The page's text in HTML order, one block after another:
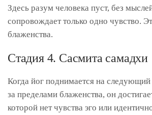
Здесь разум человека пуст, без
сопровождает только одно чувство.
блаженства.
Стадия 4. Сасмита самадхи
Когда йог поднимается на
за пределами блаженства, он
которой нет чувства эго или